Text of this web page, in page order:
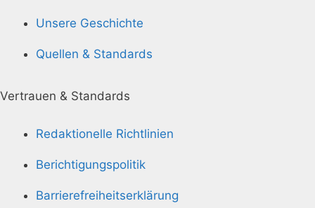
Unsere Geschichte
Quellen & Standards
Vertrauen & Standards
Redaktionelle Richtlinien
Berichtigungspolitik
Barrierefreiheitserklärung